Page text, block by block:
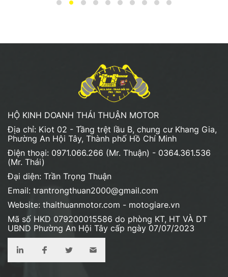
HỘ KINH DOANH THÁI THUẬN MOTOR
Địa chỉ: Kiot 02 - Tầng trệt lầu B, chung cư Khang Gia,
Phường An Hội Tây, Thành phố Hồ Chí Minh
Điện thoại: 0971.066.266 (Mr. Thuận) - 0364.361.536
(Mr. Thái)
Đại diện: Trần Trọng Thuận
Email: trantrongthuan2000@gmail.com
Website: thaithuanmotor.com - motogiare.vn
Mã số HKD 079200015586 do phòng KT, HT VÀ DT
UBND Phường An Hội Tây cấp ngày 07/07/2023